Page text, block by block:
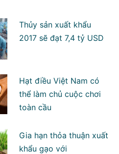
Thủy sản xuất khẩu
2017 sẽ đạt 7,4 tỷ USD
Hạt điều Việt Nam có
thể làm chủ cuộc chơi
toàn cầu
Gia hạn thỏa thuận xuất
khẩu gạo với